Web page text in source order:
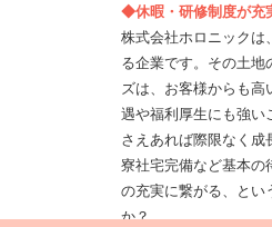
◆休暇・研修制度が充
株式会社ホロニックは
る企業です。その土地
ズは、お客様からも
遇や福利厚生にも強い
さえあれば際限なく成
寮社宅完備など基本
の充実に繋がる、とい
か？